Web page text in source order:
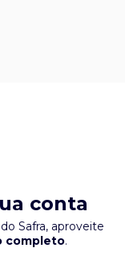
conta
Safra, aproveite
completo.